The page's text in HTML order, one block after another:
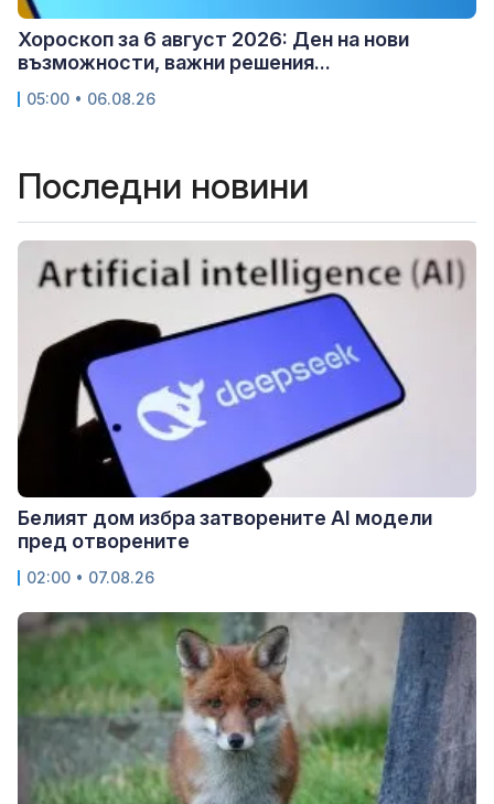
Хороскоп за 6 август 2026: Ден на нови
възможности, важни решения...
05:00 • 06.08.26
Последни новини
Белият дом избра затворените AI модели
пред отворените
02:00 • 07.08.26